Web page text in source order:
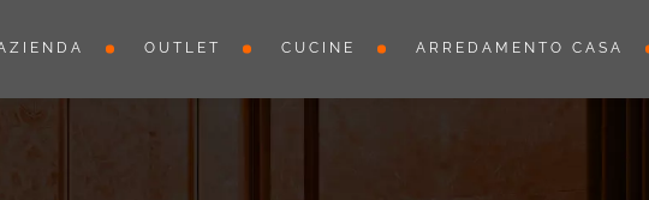
OUTLET CUCINE ARREDAMENTO CASA